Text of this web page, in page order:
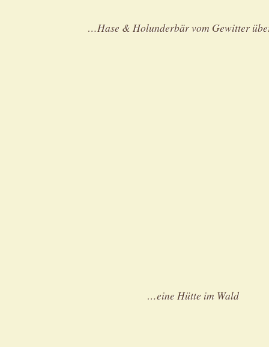
…Hase & Holunderbär vom Gewitter
…eine Hütte im Wald